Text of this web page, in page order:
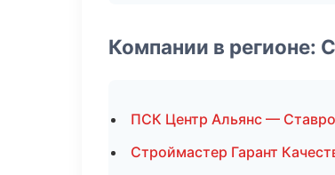
Компании в регионе:
ПСК Центр Альянс —
Строймастер Гарант